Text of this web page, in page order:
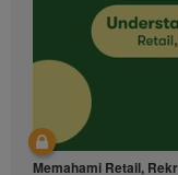
Memahami Retail,